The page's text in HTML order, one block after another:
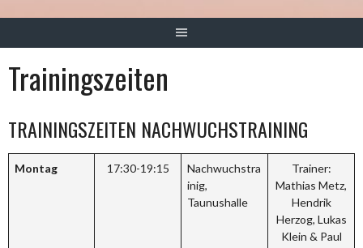
Trainingszeiten
TRAININGSZEITEN NACHWUCHSTRAINING
Montag 17:30-19:15
Nachwuchstra
inig,
Taunushalle
Trainer:
Mathias Metz,
Hendrik
Herzog, Lukas
Klein & Paul